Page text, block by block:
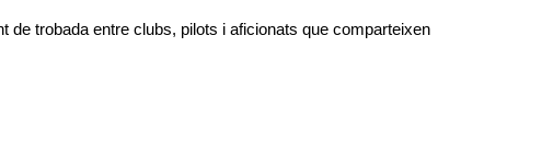
de trobada entre clubs, pilots i aficionats que comparteixen